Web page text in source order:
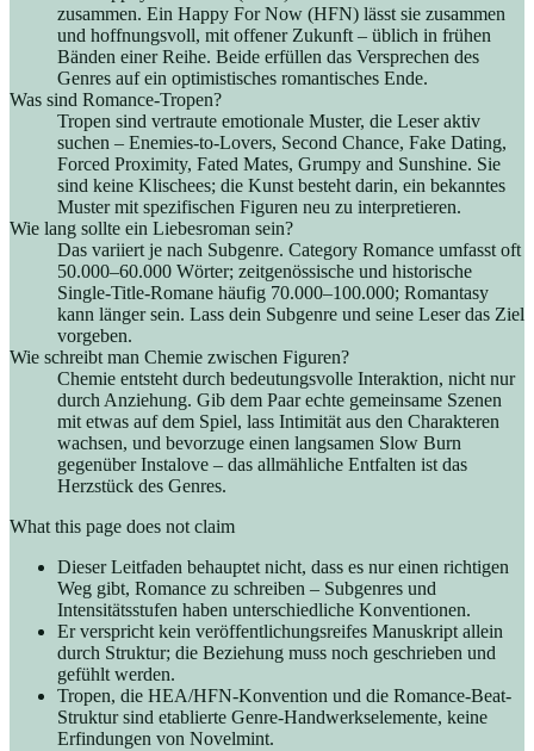
zusammen. Ein Happy For Now (HFN) lässt sie zusammen
und hoffnungsvoll, mit offener Zukunft – üblich in frühen
Bänden einer Reihe. Beide erfüllen das Versprechen des
Genres auf ein optimistisches romantisches Ende.
Was sind Romance-Tropen?
Tropen sind vertraute emotionale Muster, die Leser aktiv
suchen – Enemies-to-Lovers, Second Chance, Fake Dating,
Forced Proximity, Fated Mates, Grumpy and Sunshine. Sie
sind keine Klischees; die Kunst besteht darin, ein bekanntes
Muster mit spezifischen Figuren neu zu interpretieren.
Wie lang sollte ein Liebesroman sein?
Das variiert je nach Subgenre. Category Romance umfasst oft
50.000–60.000 Wörter; zeitgenössische und historische
Single-Title-Romane häufig 70.000–100.000; Romantasy
kann länger sein. Lass dein Subgenre und seine Leser das Ziel
vorgeben.
Wie schreibt man Chemie zwischen Figuren?
Chemie entsteht durch bedeutungsvolle Interaktion, nicht nur
durch Anziehung. Gib dem Paar echte gemeinsame Szenen
mit etwas auf dem Spiel, lass Intimität aus den Charakteren
wachsen, und bevorzuge einen langsamen Slow Burn
gegenüber Instalove – das allmähliche Entfalten ist das
Herzstück des Genres.
What this page does not claim
Dieser Leitfaden behauptet nicht, dass es nur einen richtigen
Weg gibt, Romance zu schreiben – Subgenres und
Intensitätsstufen haben unterschiedliche Konventionen.
Er verspricht kein veröffentlichungsreifes Manuskript allein
durch Struktur; die Beziehung muss noch geschrieben und
gefühlt werden.
Tropen, die HEA/HFN-Konvention und die Romance-Beat-
Struktur sind etablierte Genre-Handwerkselemente, keine
Erfindungen von Novelmint.